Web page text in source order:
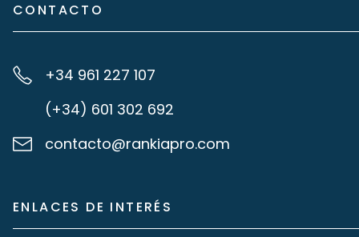
CONTACTO
+34 961 227 107
(+34) 601 302 692
contacto@rankiapro.com
ENLACES DE INTERÉS